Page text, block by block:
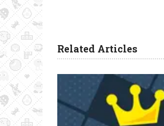
Related Articles